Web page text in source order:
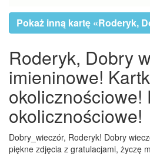
Pokaż inną kartę «Roderyk,
Roderyk, Dobry
imieninowe!
okolicznościowe!
okolicznościowe!
Dobry_wieczór, Roderyk! Dobry
piękne zdjęcia z gratulacjami, życzę